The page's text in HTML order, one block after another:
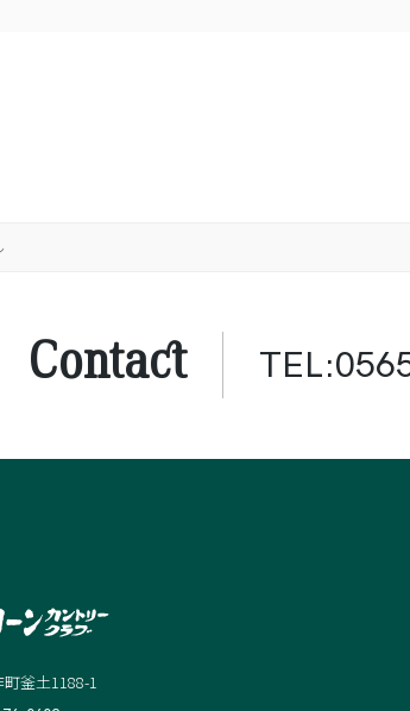
Contact
釜土1188-1